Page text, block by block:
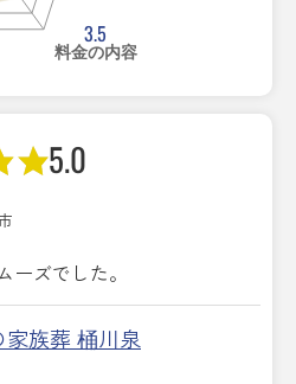
3.5
料金の内容
5.0
ズでした。
族葬 桶川泉